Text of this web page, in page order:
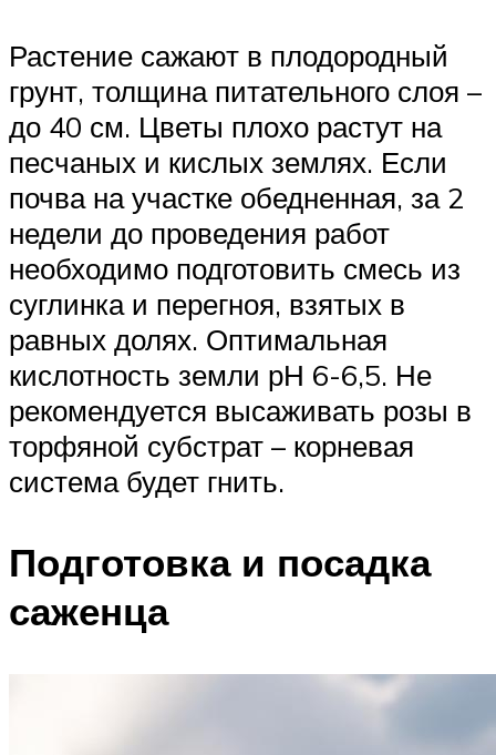
Растение сажают в плодородный
грунт, толщина питательного слоя –
до 40 см. Цветы плохо растут на
песчаных и кислых землях. Если
почва на участке обедненная, за 2
недели до проведения работ
необходимо подготовить смесь из
суглинка и перегноя, взятых в
равных долях. Оптимальная
кислотность земли рН 6-6,5. Не
рекомендуется высаживать розы в
торфяной субстрат – корневая
система будет гнить.
Подготовка и посадка
саженца